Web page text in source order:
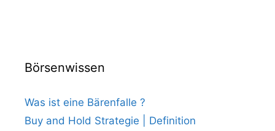
Börsenwissen
Was ist eine Bärenfalle ?
Buy and Hold Strategie | Definition